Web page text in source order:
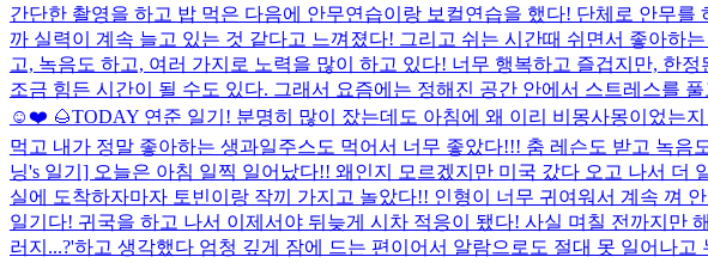
간단한 촬영을 하고 밥 먹은 다음에 안무연습이랑 보컬연습을 했다! 단체로 안무
까 실력이 계속 늘고 있는 것 같다고 느껴졌다! 그리고 쉬는 시간때 쉬면서 좋아하
고, 녹음도 하고, 여러 가지로 노력을 많이 하고 있다! 너무 행복하고 즐겁지만, 한
조금 힘든 시간이 될 수도 있다. 그래서 요즘에는 정해진 공간 안에서 스트레스를
☺️❤️ 🌰TODAY 연준 일기! 분명히 많이 잤는데도 아침에 왜 이리 비몽사몽이었는
먹고 내가 정말 좋아하는 생과일주스도 먹어서 너무 좋았다!!! 춤 레슨도 받고 녹
닝's 일기] 오늘은 아침 일찍 일어났다!! 왜인지 모르겠지만 미국 갔다 오고 나서
실에 도착하자마자 토빈이랑 작끼 가지고 놀았다!! 인형이 너무 귀여워서 계속 껴
일기다! 귀국을 하고 나서 이제서야 뒤늦게 시차 적응이 됐다! 사실 며칠 전까지만
러지...?'하고 생각했다 엄청 깊게 잠에 드는 편이어서 알람으로도 절대 못 일어나